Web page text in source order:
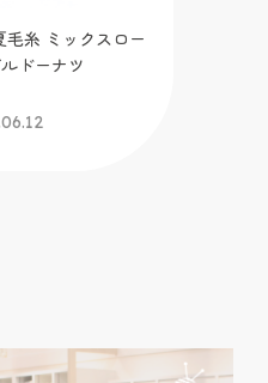
糸 ミックスロー
ドーナツ